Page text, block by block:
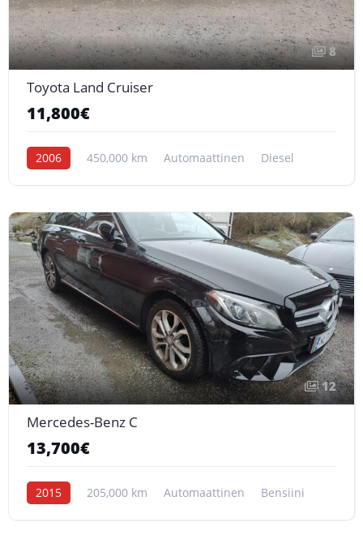
8
Toyota Land Cruiser
11,800€
2006 450,000 km Automaattinen Diesel
12
Mercedes-Benz C
13,700€
2015 205,000 km Automaattinen Bensiini